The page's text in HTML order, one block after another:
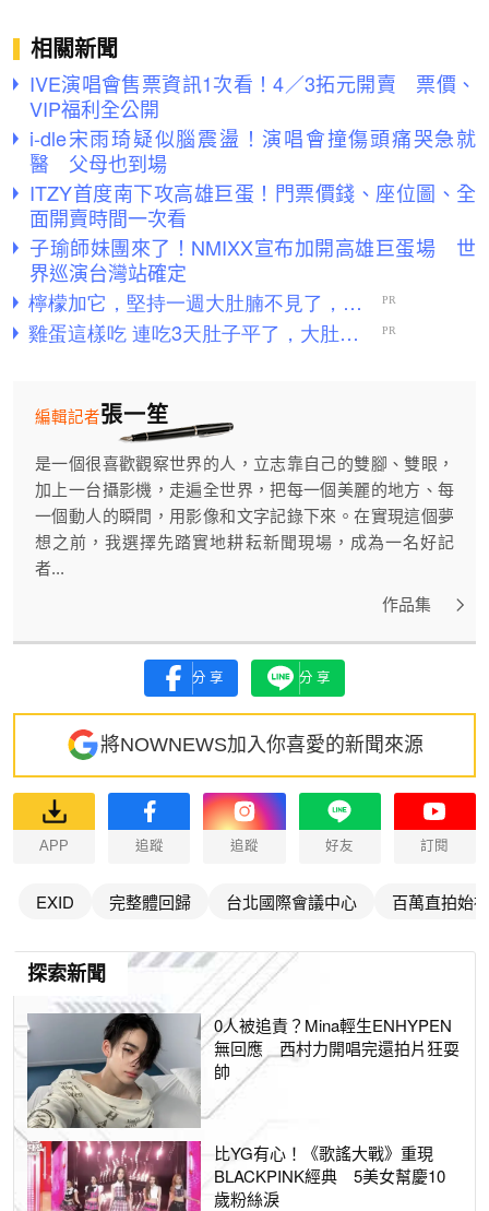
相關新聞
IVE演唱會售票資訊1次看！4／3拓元開賣 票價、
VIP福利全公開
i-dle宋雨琦疑似腦震盪！演唱會撞傷頭痛哭急就
醫 父母也到場
ITZY首度南下攻高雄巨蛋！門票價錢、座位圖、全
面開賣時間一次看
子瑜師妹團來了！NMIXX宣布加開高雄巨蛋場 世
界巡演台灣站確定
張一笙
編輯記者
是一個很喜歡觀察世界的人，立志靠自己的雙腳、雙眼，
加上一台攝影機，走遍全世界，把每一個美麗的地方、每
一個動人的瞬間，用影像和文字記錄下來。在實現這個夢
想之前，我選擇先踏實地耕耘新聞現場，成為一名好記
者...
作品集
分享 分享
將NOWNEWS加入你喜愛的新聞來源
APP 追蹤 追蹤 好友 訂閱
EXID 完整體回歸 台北國際會議中心 百萬直拍始祖
探索新聞
0人被追責？Mina輕生ENHYPEN
無回應 西村力開唱完還拍片狂耍
帥
比YG有心！《歌謠大戰》重現
BLACKPINK經典 5美女幫慶10
歲粉絲淚